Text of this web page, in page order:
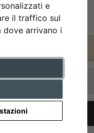
e
il traffico sul
dove arrivano i